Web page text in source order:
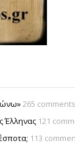
265 comments
Έλληνας 121
113